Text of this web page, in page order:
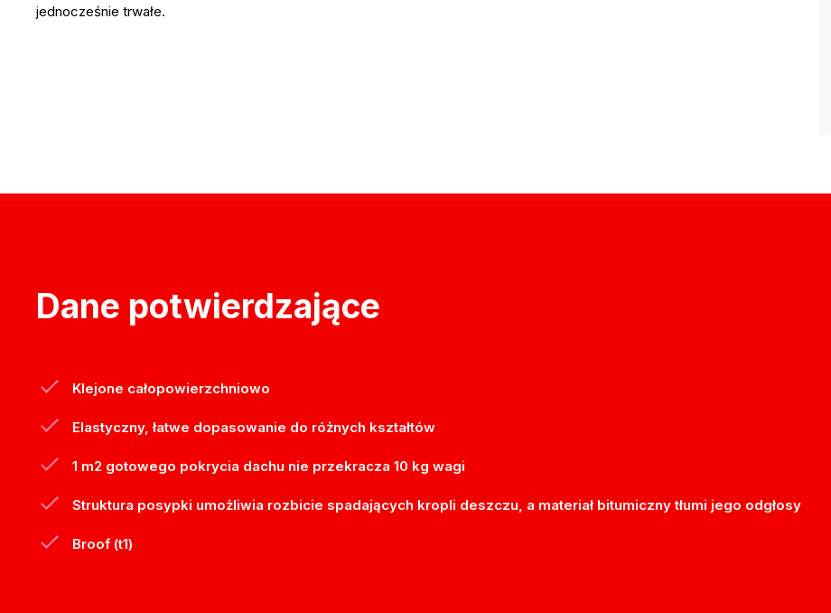
jednocześnie trwałe.
Dane potwierdzające
Klejone całopowierzchniowo
Elastyczny, łatwe dopasowanie do różnych kształtów
1 m2 gotowego pokrycia dachu nie przekracza 10 kg wagi
Struktura posypki umożliwia rozbicie spadających kropli deszczu, a materiał bitumiczny tłumi jego odgłosy
Broof (t1)